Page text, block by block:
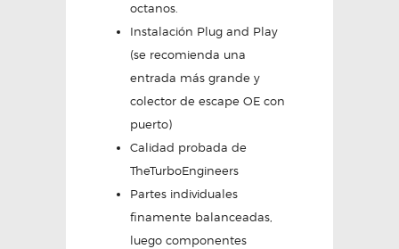
octanos.
Instalación Plug and Play
(se recomienda una
entrada más grande y
colector de escape OE con
puerto)
Calidad probada de
TheTurboEngineers
Partes individuales
finamente balanceadas,
luego componentes